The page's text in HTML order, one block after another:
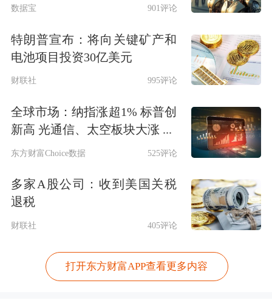
数据宝 901评论
特朗普宣布：将向关键矿产和
电池项目投资30亿美元
财联社 995评论
全球市场：纳指涨超1% 标普创
新高 光通信、太空板块大涨 ...
东方财富Choice数据 525评论
多家A股公司：收到美国关税
退税
财联社 405评论
打开东方财富APP查看更多内容